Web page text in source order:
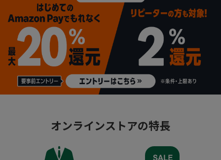
オンラインストアの特長